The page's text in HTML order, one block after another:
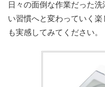
日々の面倒な作業だった
い習慣へと変わっていく
も実感してみてください。